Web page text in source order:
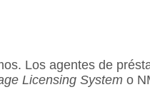
Los agentes de
Licensing System o